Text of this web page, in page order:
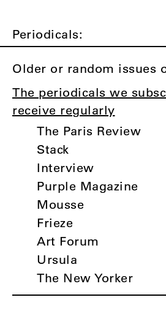
Periodicals:
Older or random issues
The periodicals we
receive regularly
The Paris Review
Stack
Interview
Purple Magazine
Mousse
Frieze
Art Forum
Ursula
The New Yorker